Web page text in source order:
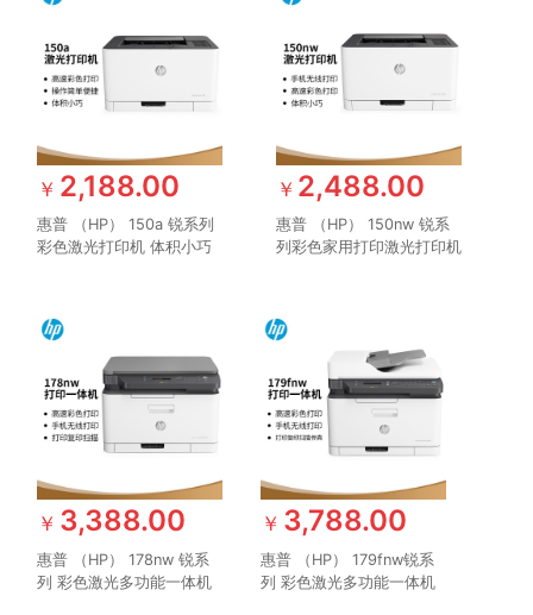
￥ 2,188.00
惠普 （HP） 150a 锐系列
彩色激光打印机 体积小巧
￥ 2,488.00
惠普 （HP） 150nw 锐系
列彩色家用打印激光打印机
￥ 3,388.00
惠普 （HP） 178nw 锐系
列 彩色激光多功能一体机
￥ 3,788.00
惠普 （HP） 179fnw锐系
列 彩色激光多功能一体机